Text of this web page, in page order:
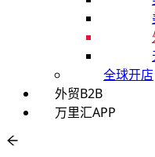
全球开店
外贸B2B
万里汇APP